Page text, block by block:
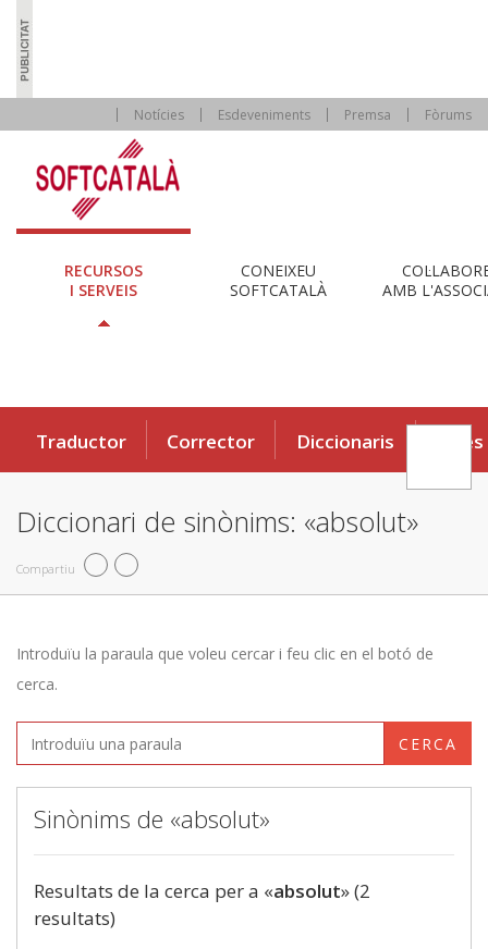
Notícies Esdeveniments Premsa Fòrums
RECURSOS
I SERVEIS
CONEIXEU
SOFTCATALÀ
AMB
Traductor Corrector Diccionaris Eines
Diccionari de sinònims: «absolut»
Compartiu
Introduïu la paraula que voleu cercar i feu clic en el botó de
cerca.
CERCA
Sinònims de «absolut»
Resultats de la cerca per a «absolut» (2
resultats)